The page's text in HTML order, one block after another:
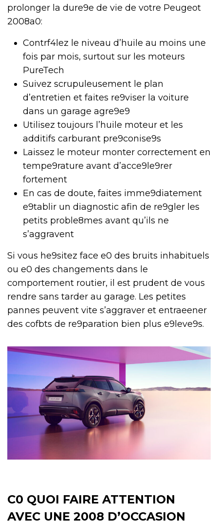
prolonger la dure9e de vie de votre Peugeot
2008a0:
Contrf4lez le niveau d’huile au moins une
fois par mois, surtout sur les moteurs
PureTech
Suivez scrupuleusement le plan
d’entretien et faites re9viser la voiture
dans un garage agre9e9
Utilisez toujours l’huile moteur et les
additifs carburant pre9conise9s
Laissez le moteur monter correctement en
tempe9rature avant d’acce9le9rer
fortement
En cas de doute, faites imme9diatement
e9tablir un diagnostic afin de re9gler les
petits proble8mes avant qu’ils ne
s’aggravent
Si vous he9sitez face e0 des bruits inhabituels
ou e0 des changements dans le
comportement routier, il est prudent de vous
rendre sans tarder au garage. Les petites
pannes peuvent vite s’aggraver et entraeener
des cofbts de re9paration bien plus e9leve9s.
C0 QUOI FAIRE ATTENTION
AVEC UNE 2008 D’OCCASION